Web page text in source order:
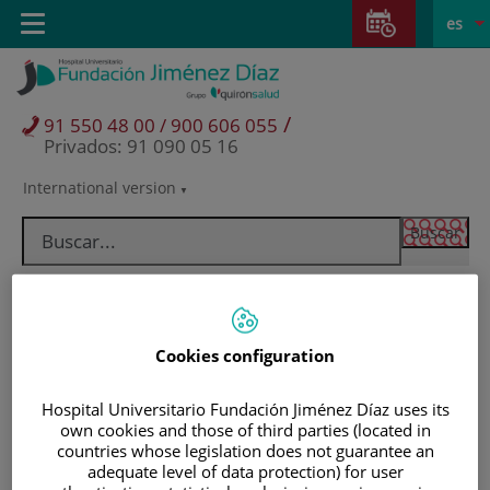
Saltar al contenido
Saltar
contenido
Selector
idioma
activo
es
International version
91 550 48 00 / 900 606 055 /
Privados: 91 090 05 16
Toggle
navigation
Pacientes y visitantes
Cookies configuration
Hospital Universitario Fundación Jiménez Díaz uses its
own cookies and those of third parties (located in
countries whose legislation does not guarantee an
adequate level of data protection) for user